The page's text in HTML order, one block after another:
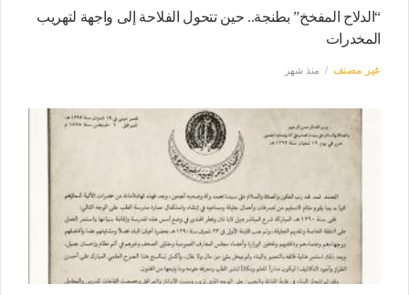
“الدلاح المفخخ” بطنجة.. حين تتحول الفلاحة إلى واجهة لتهريب
المخدرات
غير مصنف منذ شهر